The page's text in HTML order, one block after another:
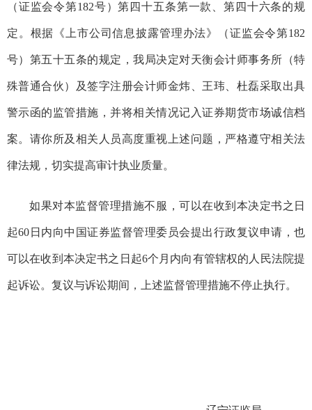
（证监会令第182号）第四十五条第一款、第四十六条的规
定。根据《上市公司信息披露管理办法》（证监会令第182
号）第五十五条的规定，我局决定对天衡会计师事务所（特
殊普通合伙）及签字注册会计师金炜、王玮、杜磊采取出具
警示函的监管措施，并将相关情况记入证券期货市场诚信档
案。请你所及相关人员高度重视上述问题，严格遵守相关法
律法规，切实提高审计执业质量。
如果对本监督管理措施不服，可以在收到本决定书之日
起60 日内向中国证券监督管理委员会提出行政复议申请，也
可以在收到本决定书之日起6个月内向有管辖权的人民法院提
起诉讼。复议与诉讼期间，上述监督管理措施不停止执行。